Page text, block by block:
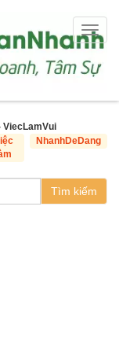
ViecLamVui
NhanhDeDang
Tìm kiếm